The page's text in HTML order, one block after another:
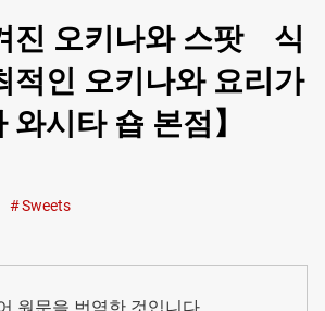
진 오키나와 스팟 식
적인 오키나와 요리가
시타 숍 본점】
Sweets